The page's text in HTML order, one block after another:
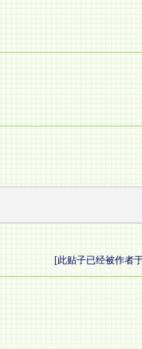
[此贴子已经被作者